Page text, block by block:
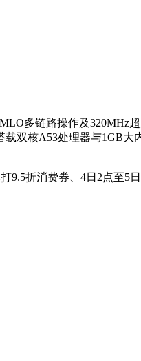
多链路操作及320MHz
双核A53处理器与1GB大
9.5折消费券、4日2点至